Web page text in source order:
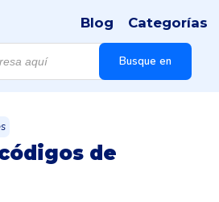
Busque en
Blog Categorías
de